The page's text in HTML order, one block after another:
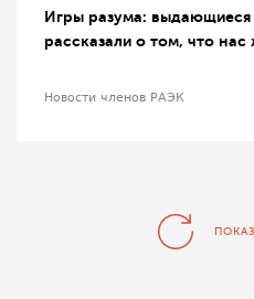
Игры разума:
рассказали о том, что
Новости членов РАЭК